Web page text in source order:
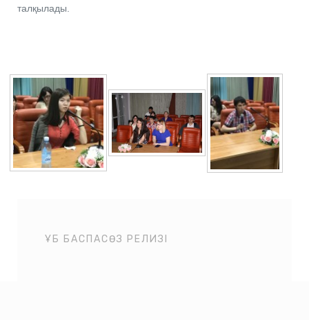
талқылады.
ҰБ БАСПАСӨЗ РЕЛИЗІ